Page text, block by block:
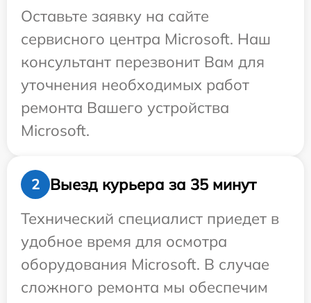
Оставьте заявку на сайте
сервисного центра Microsoft. Наш
консультант перезвонит Вам для
уточнения необходимых работ
ремонта Вашего устройства
Microsoft.
2
Выезд курьера за 35 минут
Технический специалист приедет в
удобное время для осмотра
оборудования Microsoft. В случае
сложного ремонта мы обеспечим